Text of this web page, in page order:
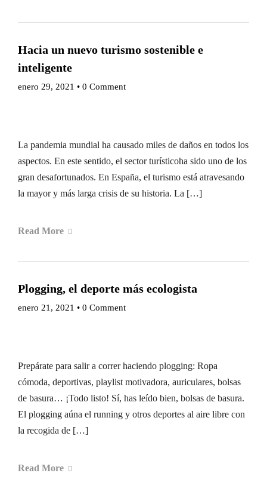
Hacia un nuevo turismo sostenible e
inteligente
enero 29, 2021 • 0 Comment
La pandemia mundial ha causado miles de daños en todos los
aspectos. En este sentido, el sector turísticoha sido uno de los
gran desafortunados. En España, el turismo está atravesando
la mayor y más larga crisis de su historia. La […]
Read More
Plogging, el deporte más ecologista
enero 21, 2021 • 0 Comment
Prepárate para salir a correr haciendo plogging: Ropa
cómoda, deportivas, playlist motivadora, auriculares, bolsas
de basura… ¡Todo listo! Sí, has leído bien, bolsas de basura.
El plogging aúna el running y otros deportes al aire libre con
la recogida de […]
Read More